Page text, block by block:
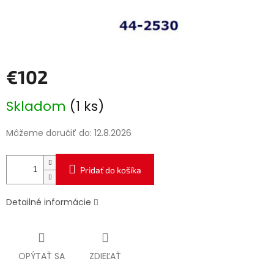
€102
cena:
Skladom (1 ks)
Môžeme doručiť do: 12.8.2026
Pridať do košíka
Detailné informácie
OPÝTAŤ SA ZDIEĽAŤ